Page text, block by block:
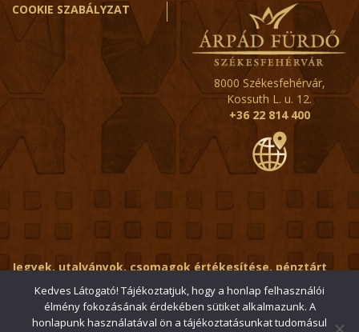
COOKIE SZABÁLYZAT
8000 Székesfehérvár,
Kossuth L. u. 12.
+36 22 814 400
Jegyek, utalványok, csomagok értékesítése, pénztárt
érintő kérdések:
ertekesito@fehervar-arpadfurdo.hu
Általános érdeklődés: info@fehervar-arpadfurdo.hu
Kedves Látogató! Tájékoztatjuk, hogy a honlap felhasználói
élmény fokozásának érdekében sütiket alkalmazunk. A
honlapunk használatával ön a tájékoztatásunkat tudomásul